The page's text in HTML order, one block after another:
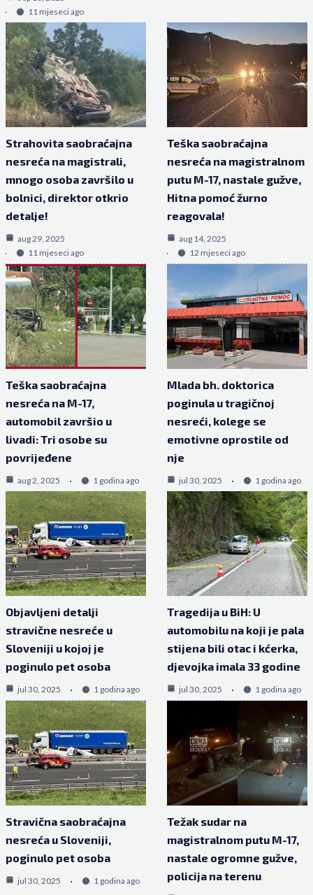
11 mjeseci ago
Strahovita saobraćajna
nesreća na magistrali,
mnogo osoba završilo u
bolnici, direktor otkrio
detalje!
aug 29, 2025
11 mjeseci ago
Teška saobraćajna
nesreća na magistralnom
putu M-17, nastale gužve,
Hitna pomoć žurno
reagovala!
aug 14, 2025
12 mjeseci ago
Teška saobraćajna
nesreća na M-17,
automobil završio u
livadi: Tri osobe su
povrijeđene
aug 2, 2025 1 godina ago
Mlada bh. doktorica
poginula u tragičnoj
nesreći, kolege se
emotivne oprostile od
nje
jul 30, 2025 1 godina ago
Objavljeni detalji
stravične nesreće u
Sloveniji u kojoj je
poginulo pet osoba
jul 30, 2025 1 godina ago
Tragedija u BiH: U
automobilu na koji je pala
stijena bili otac i kćerka,
djevojka imala 33 godine
jul 30, 2025 1 godina ago
Stravična saobraćajna
nesreća u Sloveniji,
poginulo pet osoba
jul 30, 2025 1 godina ago
Težak sudar na
magistralnom putu M-17,
nastale ogromne gužve,
policija na terenu